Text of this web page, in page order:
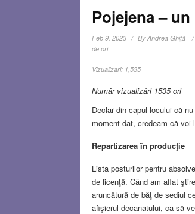
Pojejena –
Feb 9, 2023 ByAndrea Ghiţă
de ori
Vizualizari: 1,535
Număr vizualizări 1535 ori
Declar din capul locului că
moment dat, credeam că
Repartizarea în producţie
Lista posturilor pentru
de licenţă. Când am aflat
aruncătură de băţ de sediul
afişierul decanatului, ca să